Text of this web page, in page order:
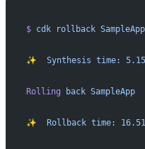
$ cdk rollback SampleApp
✨
  Synthesis
time:
Rolling back SampleApp
✨
  Rollback
time: